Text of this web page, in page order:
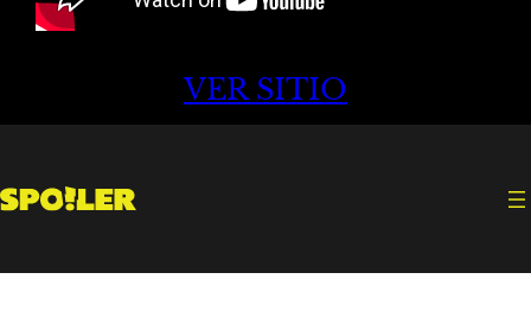
VER SITIO